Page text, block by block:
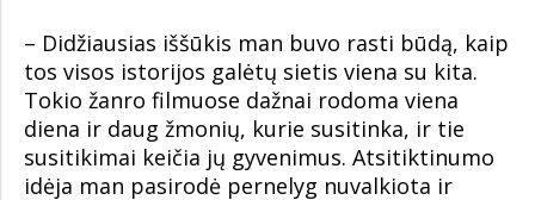
– Didžiausias iššūkis man buvo rasti būdą, kaip
tos visos istorijos galėtų sietis viena su kita.
Tokio žanro filmuose dažnai rodoma viena
diena ir daug žmonių, kurie susitinka, ir tie
susitikimai keičia jų gyvenimus. Atsitiktinumo
idėja man pasirodė pernelyg nuvalkiota ir